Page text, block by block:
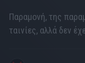
Παραμονή, της
ταινίες, αλλά δεν